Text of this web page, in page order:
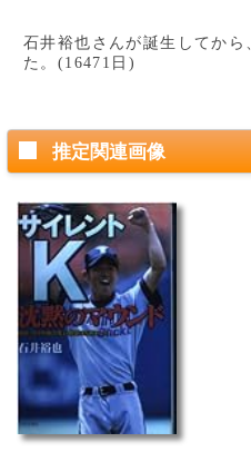
石井裕也さんが誕生してから
た。(16471日)
推定関連画像